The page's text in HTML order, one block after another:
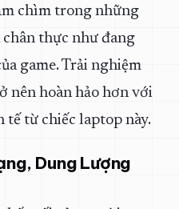
chìm trong những
chân thực như đang
game. Trải nghiệm
nên hoàn hảo hơn với
tế từ chiếc laptop này.
Dung Lượng